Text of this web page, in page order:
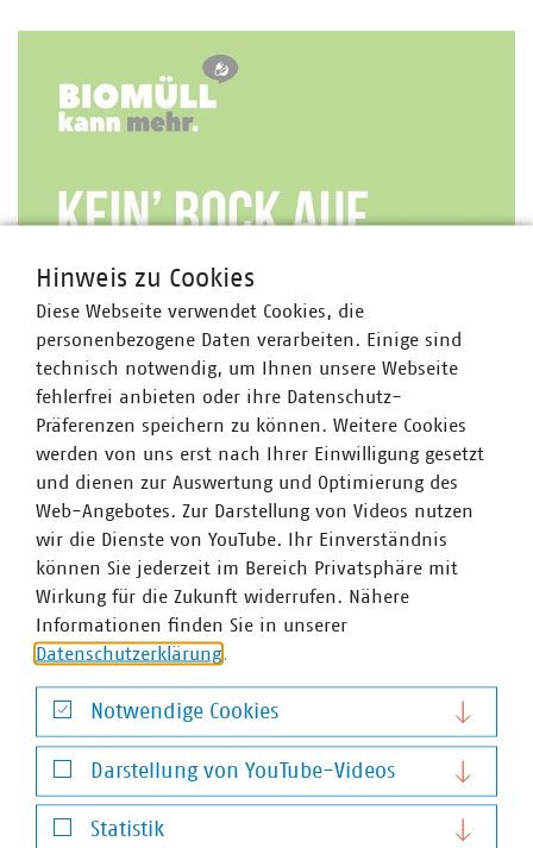
Mit der Kampagne #WIRFUERBIO sollen Bürgerinnen und
Bürger informiertund für eine möglichst störstofffreie
Nutzung der Biotonne sensibilisiert werden. Die
Hinweis zu Cookies
Diese Webseite verwendet Cookies, die
personenbezogene Daten verarbeiten. Einige sind
technisch notwendig, um Ihnen unsere Webseite
fehlerfrei anbieten oder ihre Datenschutz-
Präferenzen speichern zu können. Weitere Cookies
werden von uns erst nach Ihrer Einwilligung gesetzt
und dienen zur Auswertung und Optimierung des
Web-Angebotes. Zur Darstellung von Videos nutzen
wir die Dienste von YouTube. Ihr Einverständnis
können Sie jederzeit im Bereich Privatsphäre mit
Wirkung für die Zukunft widerrufen. Nähere
Informationen finden Sie in unserer
Datenschutzerklärung.
Notwendige Cookies
Notwendige Cookies
Darstellung von YouTube-Videos
Darstellung von YouTube-Videos
Statistik